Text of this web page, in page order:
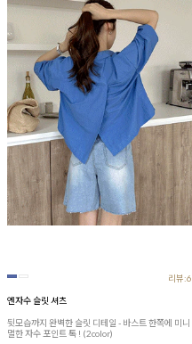
리뷰:6
엔자수 슬릿 셔츠
뒷모습까지 완벽한 슬릿 디테일 - 바스트 한쪽에 미니
멀한 자수 포인트 톡 ! (2color)